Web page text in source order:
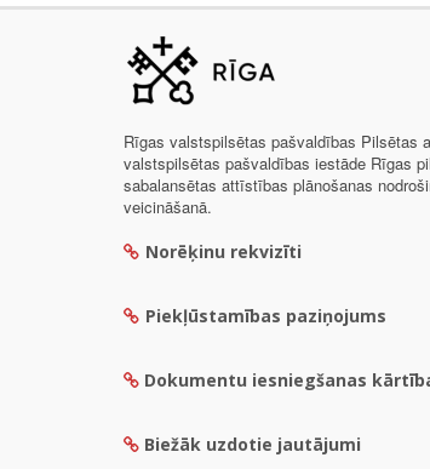
Rīgas valstspilsētas pašvaldības Pilsētas
valstspilsētas pašvaldības iestāde Rīgas
sabalansētas attīstības plānošanas
veicināšanā.
Norēķinu rekvizīti
Piekļūstamības paziņojums
Dokumentu iesniegšanas
Biežāk uzdotie jautājumi